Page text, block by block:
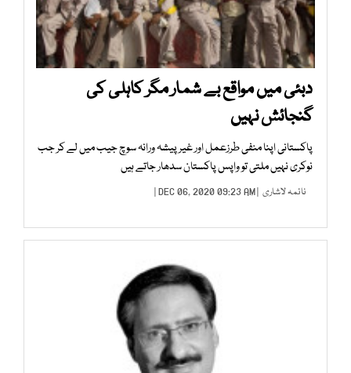
دبئی میں مواقع بے شمار مگر کاہلی کی
گنجائش نہیں
پاکستانی اپنا منفی طرزعمل اور غیر پیشہ ورانہ سوچ جیب میں لے کر جب
نوکری نہیں ملتی تو واپس پاکستان سدھار جاتے ہیں
نائمہ لاشاری | DEC 06, 2020 09:23 AM |